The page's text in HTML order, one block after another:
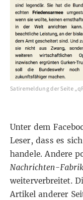
Satiremeldung der Seite
Unter dem
Leser, dass es
handele. Andere
Nachrichten-Fabrik
weiterverbreitet.
Artikel anderer